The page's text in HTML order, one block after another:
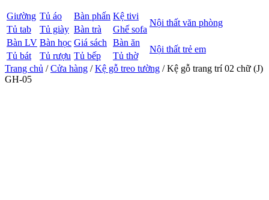
Giường Tủ áo Bàn phấn Kệ tivi
Nội thất văn phòng
Tủ tab Tủ giày Bàn trà
Ghế sofa
Bàn LV Bàn học Giá sách Bàn ăn
Nội thất trẻ em
Tủ bát Tủ rượu Tủ bếp
Tủ thờ
Trang chủ /Cửa hàng /Kệ gỗ treo tường / Kệ gỗ trang trí 02 chữ (J)
GH-05